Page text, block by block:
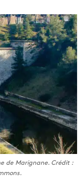
de Marignane. Crédit :